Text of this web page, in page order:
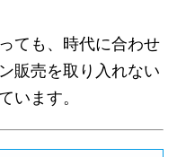
ても、時代に合わせ
販売を取り入れない
います。